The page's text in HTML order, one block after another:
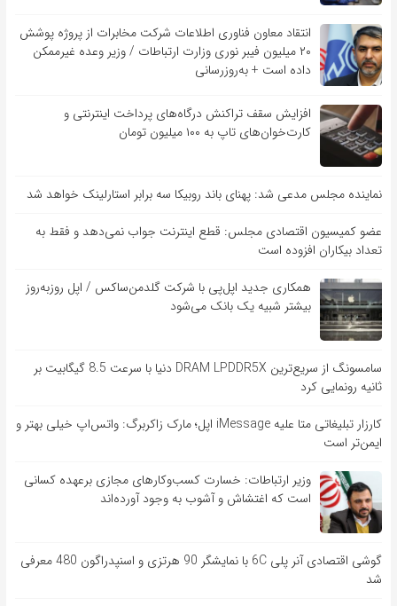
انتقاد معاون فناوری اطلاعات شرکت مخابرات از پروژه پوشش
۲۰ میلیون فیبر نوری وزارت ارتباطات / وزیر وعده غیرممکن
داده است + به‌روزرسانی
افزایش سقف تراکنش درگاه‌های پرداخت اینترنتی و
کارت‌خوان‌های تاپ به ۱۰۰ میلیون تومان
نماینده مجلس مدعی شد: پهنای باند روبیکا سه برابر استارلینک خواهد شد
عضو کمیسیون اقتصادی مجلس: قطع اینترنت جواب نمی‌دهد و فقط به
تعداد بیکاران افزوده است
همکاری جدید اپل‌پی با شرکت گلدمن‌ساکس / اپل روزبه‌روز
بیشتر شبیه یک بانک می‌شود
سامسونگ از سریع‌ترین DRAM LPDDR5X دنیا با سرعت 8.5 گیگابیت بر
ثانیه رونمایی کرد
کارزار تبلیغاتی متا علیه iMessage اپل؛ مارک زاکربرگ: واتس‌اپ خیلی بهتر و
ایمن‌تر است
وزیر ارتباطات: خسارت کسب‌وکارهای مجازی برعهده کسانی
است که اغتشاش و آشوب به وجود آورده‌اند
گوشی اقتصادی آنر پلی 6C با نمایشگر 90 هرتزی و اسنپدراگون 480 معرفی
شد